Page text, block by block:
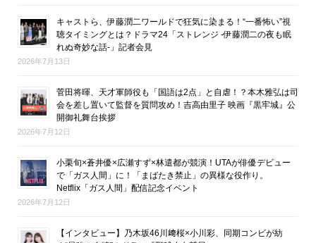
キャストら、伊藤潤二ワールドで狂気に染まる！“一番怖い”視
聴タイミングとは？ドラマ24「ストレンジ -伊藤潤二の夜も眠
れぬ奇妙な話-」記者会見
2026年7月13日
菅田将暉、天才軍師役も「国語は2点」と自虐！？本木雅弘は司
会を差し置いて監督を質問攻め！吉高由里子 映画『黒牢城』公
開御礼舞台挨拶
2026年7月12日
小栗旬×蒼井優×広瀬すず×林遣都が競演！UTAが俳優デビュー
で「ガス人間」に！「まばたき禁止」の異様な役作り。
Netflix「ガス人間」配信記念イベント
2026年7月12日
【インタビュー】乃木坂46川﨑桜×小川彩、同期コンビが紡